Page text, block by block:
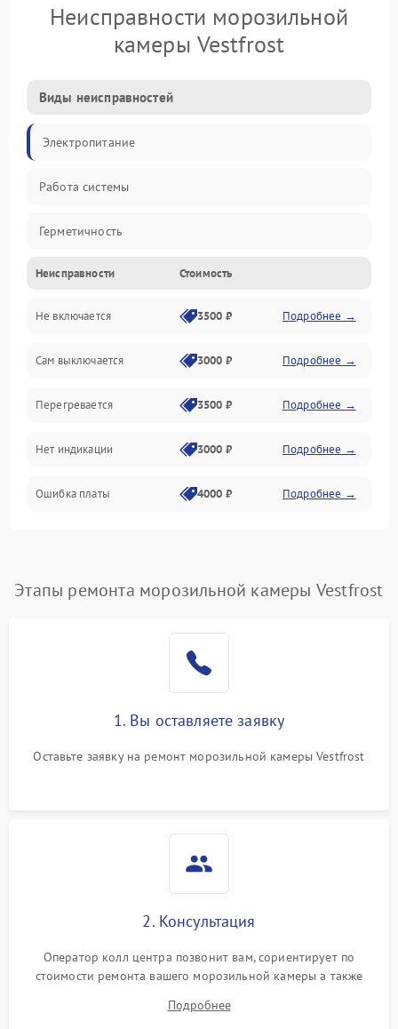
Неисправности морозильной
камеры Vestfrost
Виды неисправностей
Электропитание
Работа системы
Герметичность
Механика
Неисправности Стоимость
Не включается 3500 ₽ Подробнее →
Сам выключается 3000 ₽ Подробнее →
Перегревается 3500 ₽ Подробнее →
Нет индикации 3000 ₽ Подробнее →
Ошибка платы 4000 ₽ Подробнее →
Этапы ремонта морозильной камеры Vestfrost
1. Вы оставляете заявку
Оставьте заявку на ремонт морозильной камеры Vestfrost
2. Консультация
Оператор колл центра позвонит вам, сориентирует по
стоимости ремонта вашего морозильной камеры а также
Подробнее